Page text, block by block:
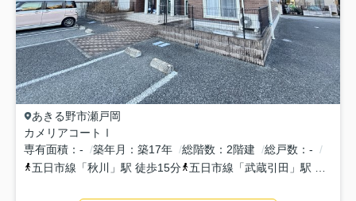
あきる野市瀬戸岡
カメリアコートⅠ
専有面積
- 築年月 築17年 総階数 2階建 総戸数
-
五日市線 「秋川 」駅 徒歩15分 五日市線 「武蔵引田 」駅 徒歩29分